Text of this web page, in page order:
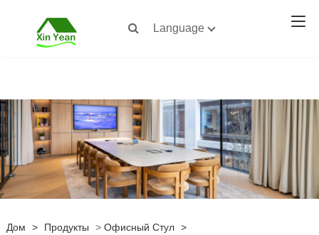
Language
Дом > Продукты > Офисный Стул >